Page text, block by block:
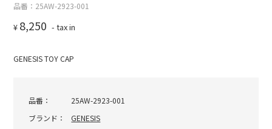
品番：25AW-2923-001
¥ 8,250 - tax in
GENESIS TOY CAP
品番：
25AW-2923-001
ブランド：
GENESIS